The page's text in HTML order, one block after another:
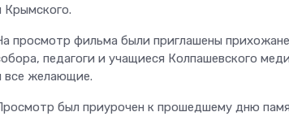
Крымского.
просмотр фильма были приглашены
педагоги и учащиеся Колпашевского
все желающие.
был приурочен к прошедшему дню